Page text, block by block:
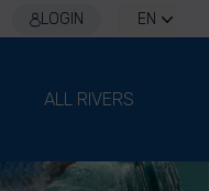
LOGIN EN
ALL RIVERS